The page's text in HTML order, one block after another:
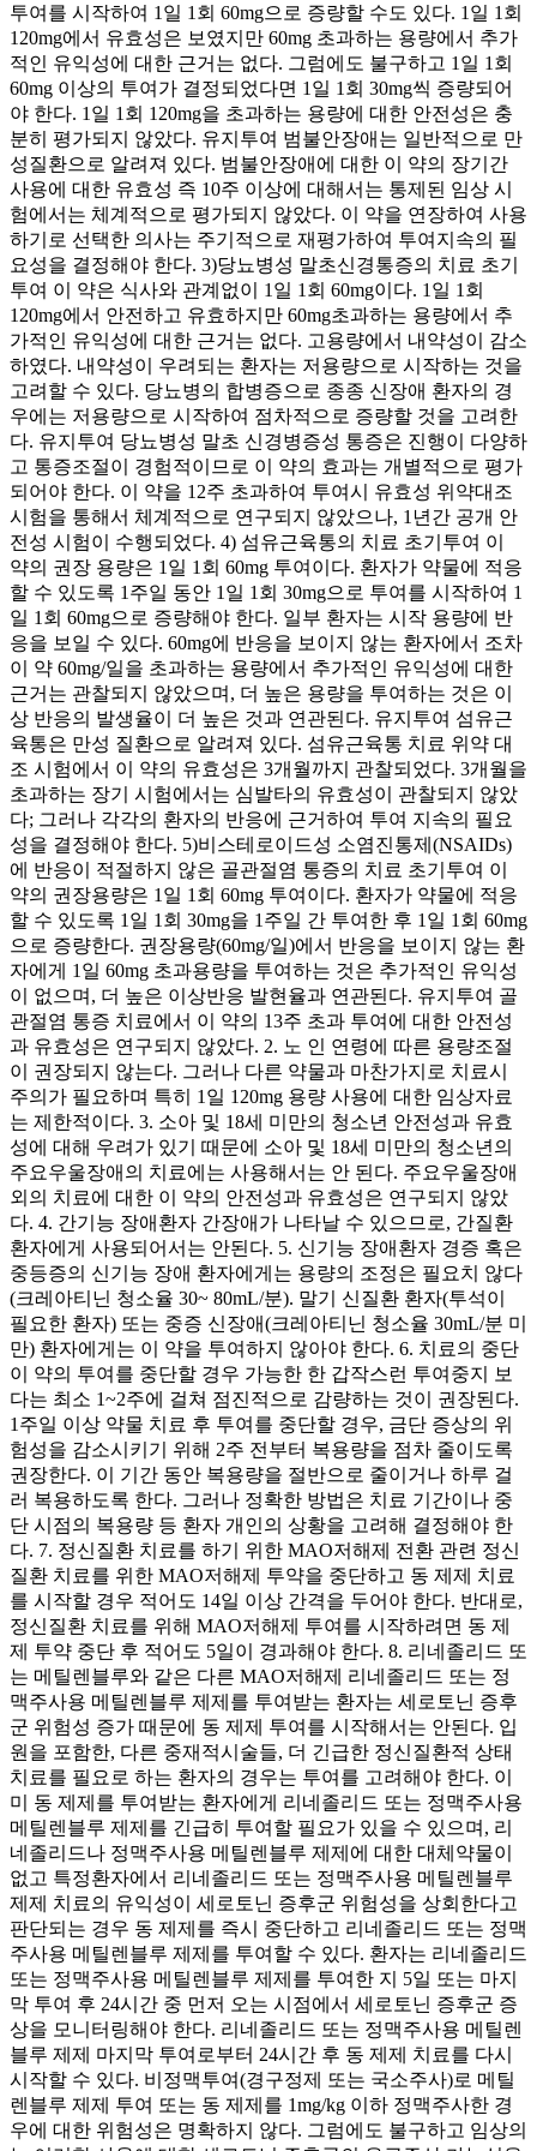
투여를 시작하여 1일 1회 60mg으로 증량할 수도 있다. 1일 1회
120mg에서 유효성은 보였지만 60mg 초과하는 용량에서 추가
적인 유익성에 대한 근거는 없다. 그럼에도 불구하고 1일 1회
60mg 이상의 투여가 결정되었다면 1일 1회 30mg씩 증량되어
야 한다. 1일 1회 120mg을 초과하는 용량에 대한 안전성은 충
분히 평가되지 않았다. 유지투여 범불안장애는 일반적으로 만
성질환으로 알려져 있다. 범불안장애에 대한 이 약의 장기간
사용에 대한 유효성 즉 10주 이상에 대해서는 통제된 임상 시
험에서는 체계적으로 평가되지 않았다. 이 약을 연장하여 사용
하기로 선택한 의사는 주기적으로 재평가하여 투여지속의 필
요성을 결정해야 한다. 3)당뇨병성 말초신경통증의 치료 초기
투여 이 약은 식사와 관계없이 1일 1회 60mg이다. 1일 1회
120mg에서 안전하고 유효하지만 60mg초과하는 용량에서 추
가적인 유익성에 대한 근거는 없다. 고용량에서 내약성이 감소
하였다. 내약성이 우려되는 환자는 저용량으로 시작하는 것을
고려할 수 있다. 당뇨병의 합병증으로 종종 신장애 환자의 경
우에는 저용량으로 시작하여 점차적으로 증량할 것을 고려한
다. 유지투여 당뇨병성 말초 신경병증성 통증은 진행이 다양하
고 통증조절이 경험적이므로 이 약의 효과는 개별적으로 평가
되어야 한다. 이 약을 12주 초과하여 투여시 유효성 위약대조
시험을 통해서 체계적으로 연구되지 않았으나, 1년간 공개 안
전성 시험이 수행되었다. 4) 섬유근육통의 치료 초기투여 이
약의 권장 용량은 1일 1회 60mg 투여이다. 환자가 약물에 적응
할 수 있도록 1주일 동안 1일 1회 30mg으로 투여를 시작하여 1
일 1회 60mg으로 증량해야 한다. 일부 환자는 시작 용량에 반
응을 보일 수 있다. 60mg에 반응을 보이지 않는 환자에서 조차
이 약 60mg/일을 초과하는 용량에서 추가적인 유익성에 대한
근거는 관찰되지 않았으며, 더 높은 용량을 투여하는 것은 이
상 반응의 발생율이 더 높은 것과 연관된다. 유지투여 섬유근
육통은 만성 질환으로 알려져 있다. 섬유근육통 치료 위약 대
조 시험에서 이 약의 유효성은 3개월까지 관찰되었다. 3개월을
초과하는 장기 시험에서는 심발타의 유효성이 관찰되지 않았
다; 그러나 각각의 환자의 반응에 근거하여 투여 지속의 필요
성을 결정해야 한다. 5)비스테로이드성 소염진통제(NSAIDs)
에 반응이 적절하지 않은 골관절염 통증의 치료 초기투여 이
약의 권장용량은 1일 1회 60mg 투여이다. 환자가 약물에 적응
할 수 있도록 1일 1회 30mg을 1주일 간 투여한 후 1일 1회 60mg
으로 증량한다. 권장용량(60mg/일)에서 반응을 보이지 않는 환
자에게 1일 60mg 초과용량을 투여하는 것은 추가적인 유익성
이 없으며, 더 높은 이상반응 발현율과 연관된다. 유지투여 골
관절염 통증 치료에서 이 약의 13주 초과 투여에 대한 안전성
과 유효성은 연구되지 않았다. 2. 노 인 연령에 따른 용량조절
이 권장되지 않는다. 그러나 다른 약물과 마찬가지로 치료시
주의가 필요하며 특히 1일 120mg 용량 사용에 대한 임상자료
는 제한적이다. 3. 소아 및 18세 미만의 청소년 안전성과 유효
성에 대해 우려가 있기 때문에 소아 및 18세 미만의 청소년의
주요우울장애의 치료에는 사용해서는 안 된다. 주요우울장애
외의 치료에 대한 이 약의 안전성과 유효성은 연구되지 않았
다. 4. 간기능 장애환자 간장애가 나타날 수 있으므로, 간질환
환자에게 사용되어서는 안된다. 5. 신기능 장애환자 경증 혹은
중등증의 신기능 장애 환자에게는 용량의 조정은 필요치 않다
(크레아티닌 청소율 30~ 80mL/분). 말기 신질환 환자(투석이
필요한 환자) 또는 중증 신장애(크레아티닌 청소율 30mL/분 미
만) 환자에게는 이 약을 투여하지 않아야 한다. 6. 치료의 중단
이 약의 투여를 중단할 경우 가능한 한 갑작스런 투여중지 보
다는 최소 1~2주에 걸쳐 점진적으로 감량하는 것이 권장된다.
1주일 이상 약물 치료 후 투여를 중단할 경우, 금단 증상의 위
험성을 감소시키기 위해 2주 전부터 복용량을 점차 줄이도록
권장한다. 이 기간 동안 복용량을 절반으로 줄이거나 하루 걸
러 복용하도록 한다. 그러나 정확한 방법은 치료 기간이나 중
단 시점의 복용량 등 환자 개인의 상황을 고려해 결정해야 한
다. 7. 정신질환 치료를 하기 위한 MAO저해제 전환 관련 정신
질환 치료를 위한 MAO저해제 투약을 중단하고 동 제제 치료
를 시작할 경우 적어도 14일 이상 간격을 두어야 한다. 반대로,
정신질환 치료를 위해 MAO저해제 투여를 시작하려면 동 제
제 투약 중단 후 적어도 5일이 경과해야 한다. 8. 리네졸리드 또
는 메틸렌블루와 같은 다른 MAO저해제 리네졸리드 또는 정
맥주사용 메틸렌블루 제제를 투여받는 환자는 세로토닌 증후
군 위험성 증가 때문에 동 제제 투여를 시작해서는 안된다. 입
원을 포함한, 다른 중재적시술들, 더 긴급한 정신질환적 상태
치료를 필요로 하는 환자의 경우는 투여를 고려해야 한다. 이
미 동 제제를 투여받는 환자에게 리네졸리드 또는 정맥주사용
메틸렌블루 제제를 긴급히 투여할 필요가 있을 수 있으며, 리
네졸리드나 정맥주사용 메틸렌블루 제제에 대한 대체약물이
없고 특정환자에서 리네졸리드 또는 정맥주사용 메틸렌블루
제제 치료의 유익성이 세로토닌 증후군 위험성을 상회한다고
판단되는 경우 동 제제를 즉시 중단하고 리네졸리드 또는 정맥
주사용 메틸렌블루 제제를 투여할 수 있다. 환자는 리네졸리드
또는 정맥주사용 메틸렌블루 제제를 투여한 지 5일 또는 마지
막 투여 후 24시간 중 먼저 오는 시점에서 세로토닌 증후군 증
상을 모니터링해야 한다. 리네졸리드 또는 정맥주사용 메틸렌
블루 제제 마지막 투여로부터 24시간 후 동 제제 치료를 다시
시작할 수 있다. 비정맥투여(경구정제 또는 국소주사)로 메틸
렌블루 제제 투여 또는 동 제제를 1mg/kg 이하 정맥주사한 경
우에 대한 위험성은 명확하지 않다. 그럼에도 불구하고 임상의